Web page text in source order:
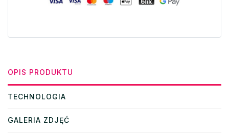
OPIS PRODUKTU
TECHNOLOGIA
GALERIA ZDJĘĆ